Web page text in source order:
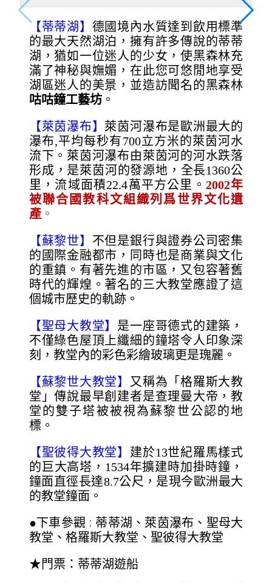
【蒂蒂湖】 德國境內水質達到飲用標準
的最大天然湖泊，擁有許多傳說的蒂蒂
湖，猶如一位迷人的少女，使黑森林充
滿了神秘與嫵媚，在此您可悠閒地享受
湖區迷人的美景，並造訪聞名的黑森林
咕咕鐘工藝坊。
【萊茵瀑布】 萊茵河瀑布是歐洲最大的
瀑布,平均每秒有700立方米的萊茵河水
流下。萊茵河瀑布由萊茵河的河水跌落
形成，是萊茵河的發源地，全長1360公
里，流域面積22.4萬平方公里。 2002年
被聯合國教科文組織列爲世界文化遺
產。
【蘇黎世】 不但是銀行與證券公司密集
的國際金融都市，同時也是商業與文化
的重鎮。有著先進的市區，又包容著舊
時代的輝煌。著名的三大教堂應證了這
個城市歷史的軌跡。
【聖母大教堂】 是一座哥德式的建築，
不僅綠色屋頂上纖細的鐘塔令人印象深
刻，教堂內的彩色彩繪玻璃更是瑰麗。
【蘇黎世大教堂】 又稱為「格羅斯大教
堂」傳說最早創建者是查理曼大帝，教
堂的雙子塔被被視為蘇黎世公認的地
標。
【聖彼得大教堂】 建於13世紀羅馬樣式
的巨大高塔，1534年擴建時加掛時鐘，
鐘面直徑長達8.7公尺，是現今歐洲最大
的教堂鐘面。
●下車參觀 ： 蒂蒂湖、萊茵瀑布、聖母大
教堂、格羅斯大教堂、聖彼得大教堂
★門票：蒂蒂湖遊船